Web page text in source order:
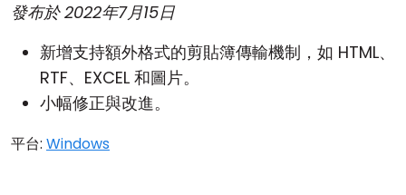
發布於2022年7月15日
新增支持額外格式的剪貼簿傳輸機制，如 HTML、
RTF、EXCEL 和圖片。
小幅修正與改進。
平台: Windows